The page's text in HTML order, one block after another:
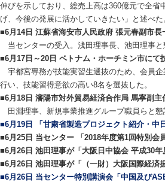
伸びを示しており、総売上高は360億元で全
げ、今後の発展に活かしていきたい」と述べ
■6月14日 江蘇省海安市人民政府 張元春副市長
当センターの受入。浅田理事長、池田理事
■6月17日～20日 ベトナム・ホーチミン市にて
宇都宮専務が技能実習生選抜のため、会員
行い、技能習得意欲の高い8名を選抜した。
■6月18日 瀋陽市対外貿易経済合作局 馬寧副
田淵理事、新規事業推進グループ職員らと懇
■6月19日 「甘粛省製造プロジェクト紹介・中
■6月25日 当センター 「2018年度第1回特別会
■6月26日 池田理事が「大阪日中協会 平成30
■6月26日 池田理事が「（一財）大阪国際経済
■6月26日 当センター特別講演会「中国及び